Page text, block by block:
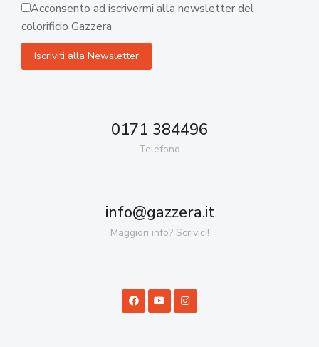
Acconsento ad iscrivermi alla newsletter del
colorificio Gazzera
0171 384496
Telefono
info@gazzera.it
Maggiori info? Scrivici!